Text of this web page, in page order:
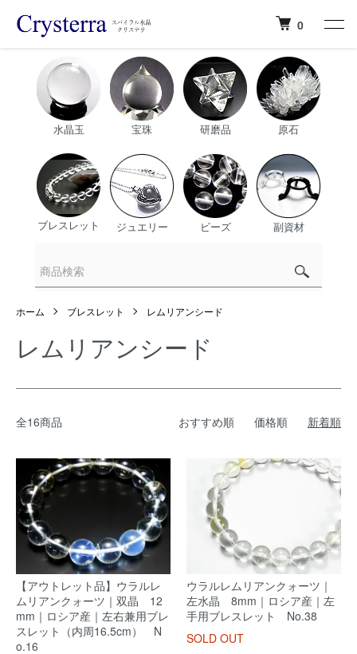
0
水晶玉 宝珠 研磨品 原石
ブレスレット ジュエリー ビーズ 副資材
ホーム ブレスレット レムリアンシード
レムリアンシード
全16商品 おすすめ順 価格順 新着順
【アウトレット品】ウラルレ
ムリアンクォーツ｜双晶 12
mm｜ロシア産｜左右兼用ブレ
スレット（内周16.5cm） N
o.16
ウラルレムリアンクォーツ｜
左水晶 8mm｜ロシア産｜左
手用ブレスレット No.38
SOLD OUT